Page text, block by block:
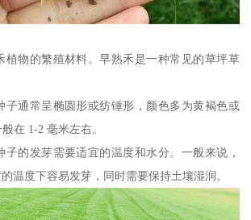
植物的繁殖材料。早熟禾是一种常见的草坪草
子通常呈椭圆形或纺锤形，颜色多为黄褐色或
在 1-2 毫米左右。
子的发芽需要适宜的温度和水分。一般来说，
温度下容易发芽，同时需要保持土壤湿润。